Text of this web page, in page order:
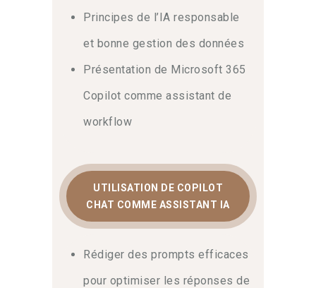
Principes de l’IA responsable
et bonne gestion des données
Présentation de Microsoft 365
Copilot comme assistant de
workflow
UTILISATION DE COPILOT
CHAT COMME ASSISTANT IA
Rédiger des prompts efficaces
pour optimiser les réponses de